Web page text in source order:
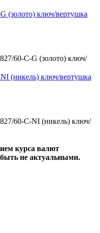
60-C-G (золото) ключ/
60-C-NI (никель) ключ/
курса валют
не актуальными.